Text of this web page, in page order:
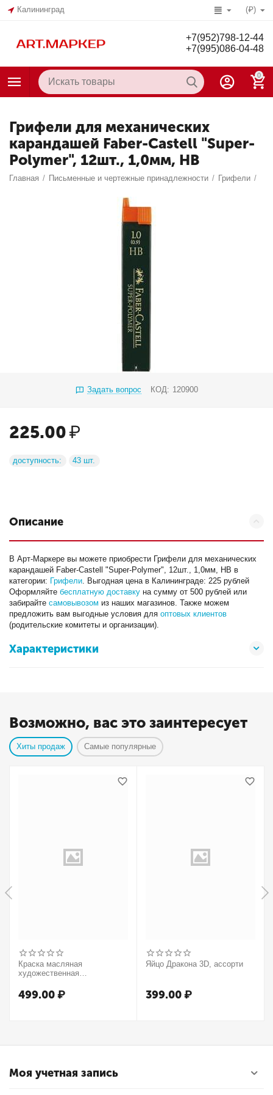
Калининград (₽)
+7(952)798-12-44
+7(995)086-04-48
0
Грифели для механических
карандашей Faber-Castell "Super-
Polymer", 12шт., 1,0мм, HB
Главная / Письменные и чертежные принадлежности / Грифели /
Задать вопрос КОД: 120900
225.00₽
доступность: 43 шт.
Описание
В Арт-Маркере вы можете приобрести Грифели для механических
карандашей Faber-Castell "Super-Polymer", 12шт., 1,0мм, HB в
категории: Грифели. Выгодная цена в Калининграде: 225 рублей
Оформляйтебесплатную доставку на сумму от 500 рублей или
забирайтесамовывозом из наших магазинов. Также можем
предложить вам выгодные условия дляоптовых клиентов
(родительские комитеты и организации).
Характеристики
Возможно, вас это заинтересует
Хиты продаж Самые популярные
Краска масляная
художественная
37мл, туба, оранжевый
499.00₽
Яйцо Дракона 3D, ассорти
399.00₽
Моя учетная запись